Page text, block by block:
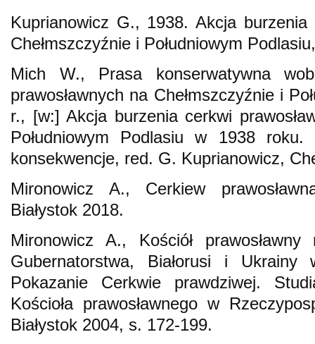
Kuprianowicz G., 1938. Akcja burzenia
Chełmszczyźnie i Południowym
Mich W., Prasa konserwatywna
prawosławnych na Chełmszczyźnie i
r., [w:] Akcja burzenia cerkwi
Południowym Podlasiu w 1938 roku.
konsekwencje, red. G. Kuprianowicz,
Mironowicz A., Cerkiew
Białystok 2018.
Mironowicz A., Kościół
Gubernatorstwa, Białorusi i
Pokazanie Cerkwie prawdziwej.
Kościoła prawosławnego w
Białystok 2004, s. 172-199.